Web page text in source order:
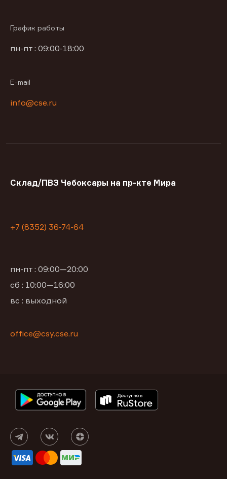
График работы
пн-пт : 09:00-18:00
E-mail
info@cse.ru
Склад/ПВЗ Чебоксары на пр-кте Мира
+7 (8352) 36-74-64
пн-пт : 09:00—20:00
сб : 10:00—16:00
вс : выходной
office@csy.cse.ru